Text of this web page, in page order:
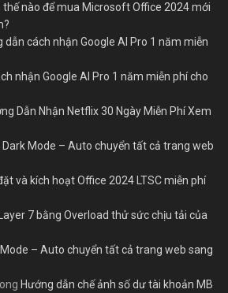
thế nào để mua Microsoft Office 2024 mới
dẫn cách nhận Google AI Pro 1 năm miễn
nhận Google AI Pro 1 năm miễn phí cho
Dẫn Nhận Netflix 30 Ngày Miễn Phí Xem
Dark Mode – Auto chuyển tất cả trang web
và kích hoạt Office 2024 LTSC miễn phí
7 bằng Overload thử sức chịu tải của
– Auto chuyển tất cả trang web sang
Hướng dẫn chế ảnh số dư tài khoản MB